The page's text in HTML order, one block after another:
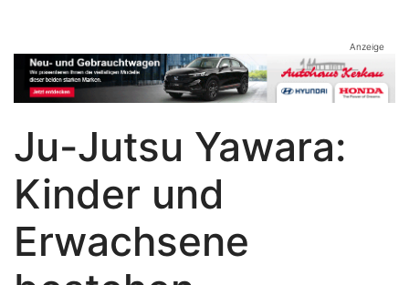
Anzeige
Ju-Jutsu Yawara:
Kinder und
Erwachsene